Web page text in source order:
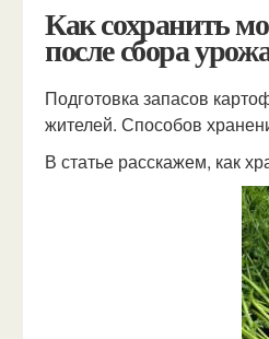
Как сохранить
после сбора
Подготовка запасов
жителей. Способов
В статье расскажем, как